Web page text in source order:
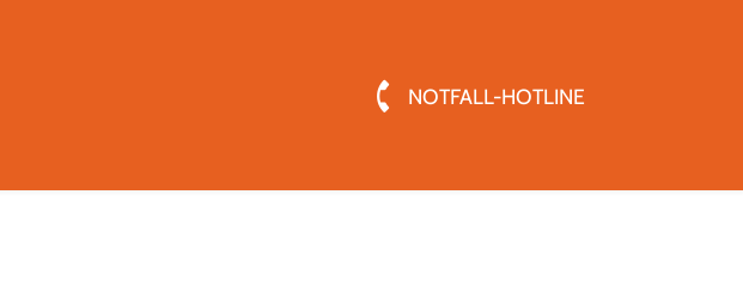
NOTFALL-HOTLINE